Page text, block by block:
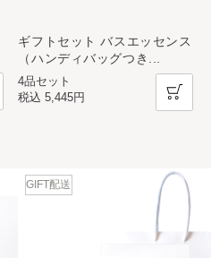
ギフトセット バスエッセンス
（ハンディバッグつき
4品セット
税込5,445円
GIFT配送